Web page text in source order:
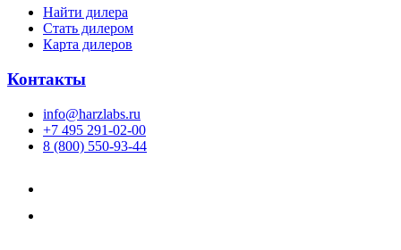
Найти дилера
Cтать дилером
Карта дилеров
Контакты
info@harzlabs.ru
+7 495 291-02-00
8 (800) 550-93-44